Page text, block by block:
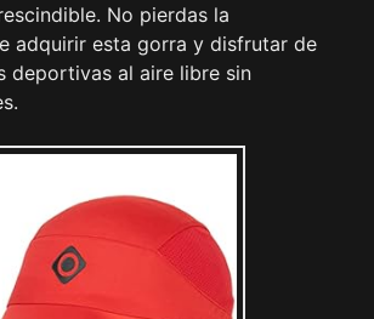
No pierdas la
adquirir esta gorra y disfrutar de
deportivas al aire libre sin